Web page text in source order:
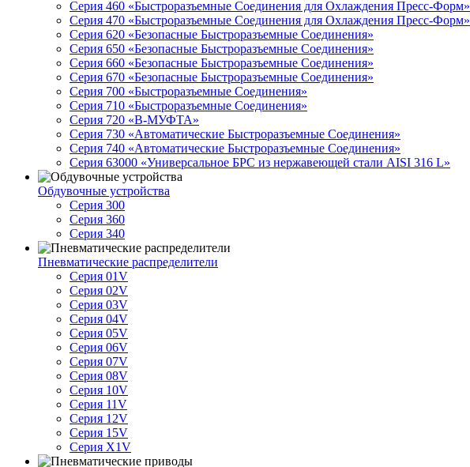
Серия 460 «Быстроразъемные Соединения для Охлаждения Пресс-Форм»
Серия 470 «Быстроразъемные Соединения для Охлаждения Пресс-Форм»
Серия 620 «Безопасные Быстроразъемные Соединения»
Серия 650 «Безопасные Быстроразъемные Соединения»
Серия 660 «Безопасные Быстроразъемные Соединения»
Серия 670 «Безопасные Быстроразъемные Соединения»
Серия 700 «Быстроразъемные Соединения»
Серия 710 «Быстроразъемные Соединения»
Серия 720 «B-МУФТА»
Серия 730 «Автоматические Быстроразъемные Соединения»
Серия 740 «Автоматические Быстроразъемные Соединения»
Серия 63000 «Универсальное БРС из нержавеющей стали AISI 316 L»
Обдувочные устройства
Серия 300
Серия 360
Серия 340
Пневматические распределители
Серия 01V
Серия 02V
Серия 03V
Серия 04V
Серия 05V
Серия 06V
Серия 07V
Серия 08V
Серия 10V
Серия 11V
Серия 12V
Серия 15V
Серия X1V